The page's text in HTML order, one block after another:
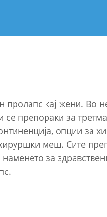
пролапс кај жени. Во
се препораки за
опции за
меш. Сите
наменето за